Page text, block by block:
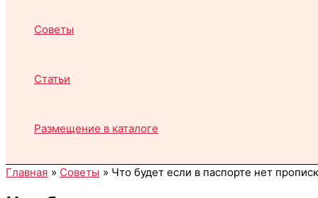
Советы
Статьи
Размещение в каталоге
Главная Советы Что будет если в паспорте нет